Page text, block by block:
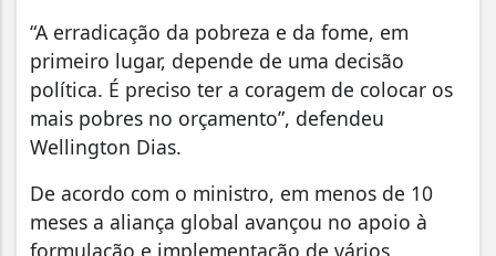
“A erradicação da pobreza e da fome, em
primeiro lugar, depende de uma decisão
política. É preciso ter a coragem de colocar os
mais pobres no orçamento”, defendeu
Wellington Dias.
De acordo com o ministro, em menos de 10
meses a aliança global avançou no apoio à
formulação e implementação de vários